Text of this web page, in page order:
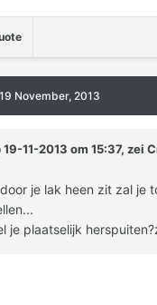
19 November, 2013
19-11-2013 om 15:37, zei
je lak heen zit zal je
je plaatselijk